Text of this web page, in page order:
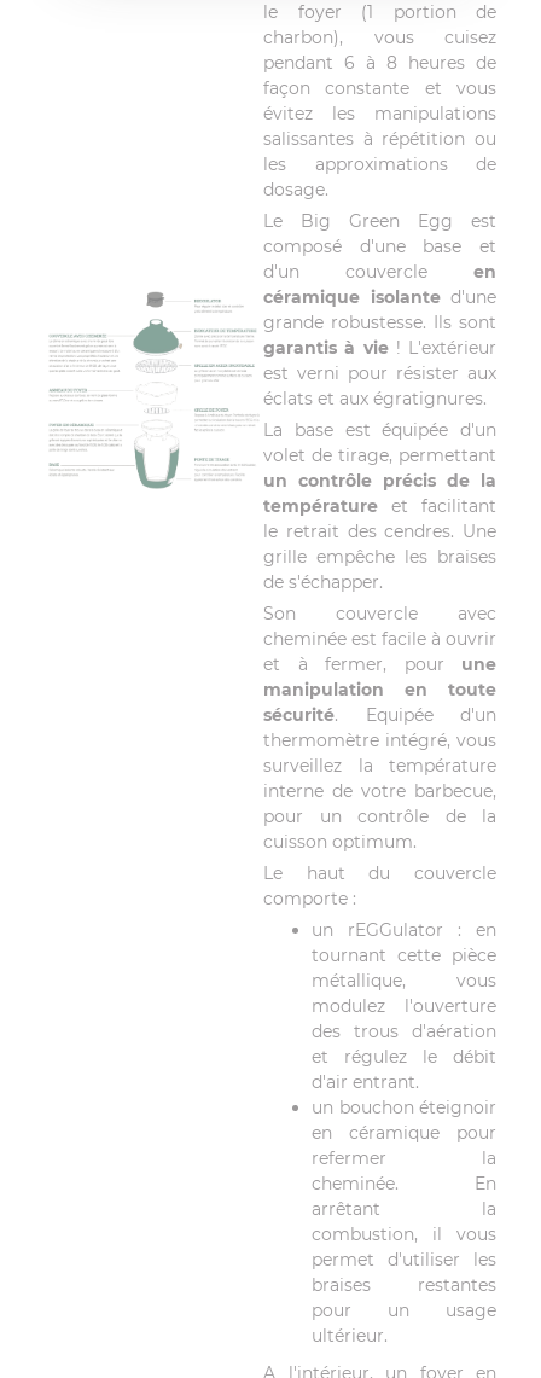
le foyer (1 portion de
charbon), vous cuisez
pendant 6 à 8 heures de
façon constante et vous
évitez les manipulations
salissantes à répétition ou
les approximations de
dosage.
Le Big Green Egg est
composé d'une base et
d'un couvercle en
céramique isolanted'une
grande robustesse. Ils sont
garantis à vie! L'extérieur
est verni pour résister aux
éclats et aux égratignures.
La base est équipée d'un
volet de tirage, permettant
un contrôle précis de la
température et facilitant
le retrait des cendres. Une
grille empêche les braises
de s'échapper.
Son couvercle avec
cheminée est facile à ouvrir
et à fermer, pour une
manipulation en toute
sécurité. Equipée d'un
thermomètre intégré, vous
surveillez la température
interne de votre barbecue,
pour un contrôle de la
cuisson optimum.
Le haut du couvercle
comporte :
un rEGGulator : en
tournant cette pièce
métallique, vous
modulez l'ouverture
des trous d'aération
et régulez le débit
d'air entrant.
un bouchon éteignoir
en céramique pour
refermer la
cheminée. En
arrêtant la
combustion, il vous
permet d'utiliser les
braises restantes
pour un usage
ultérieur.
A l'intérieur, un foyer en